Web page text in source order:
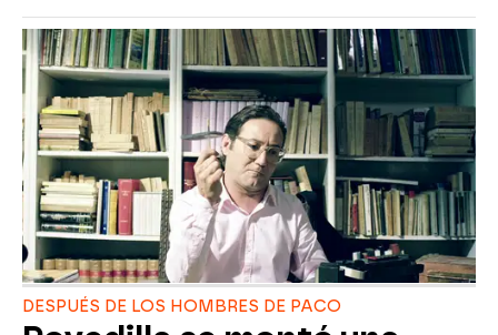
DESPUÉS DE LOS HOMBRES DE PACO